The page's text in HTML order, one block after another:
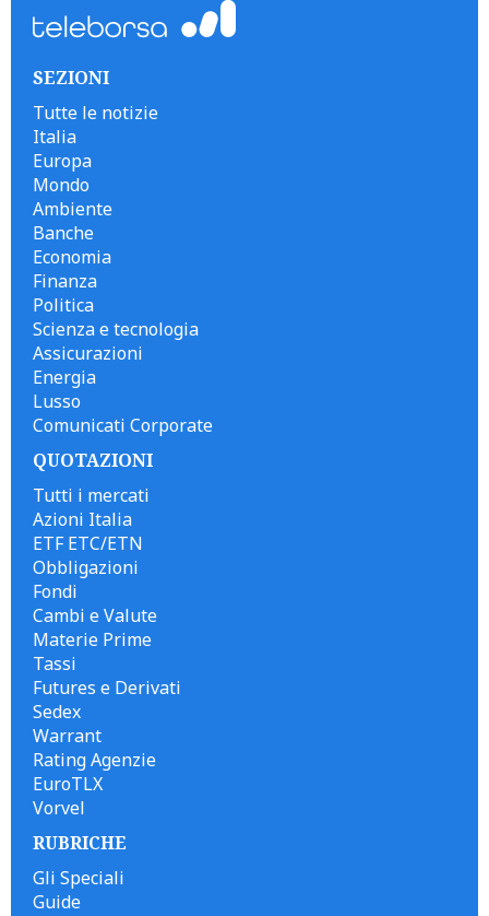
SEZIONI
Tutte le notizie
Italia
Europa
Mondo
Ambiente
Banche
Economia
Finanza
Politica
Scienza e tecnologia
Assicurazioni
Energia
Lusso
Comunicati Corporate
QUOTAZIONI
Tutti i mercati
Azioni Italia
ETF ETC/ETN
Obbligazioni
Fondi
Cambi e Valute
Materie Prime
Tassi
Futures e Derivati
Sedex
Warrant
Rating Agenzie
EuroTLX
Vorvel
RUBRICHE
Gli Speciali
Guide